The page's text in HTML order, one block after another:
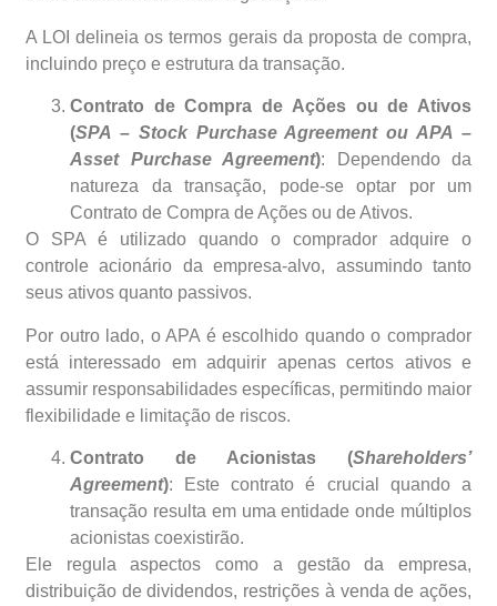
A LOI delineia os termos gerais da proposta de compra,
incluindo preço e estrutura da transação.
Contrato de Compra de Ações ou de Ativos
(SPA – Stock Purchase Agreement ou APA –
Asset Purchase Agreement): Dependendo da
natureza da transação, pode-se optar por um
Contrato de Compra de Ações ou de Ativos.
O SPA é utilizado quando o comprador adquire o
controle acionário da empresa-alvo, assumindo tanto
seus ativos quanto passivos.
Por outro lado, o APA é escolhido quando o comprador
está interessado em adquirir apenas certos ativos e
assumir responsabilidades específicas, permitindo maior
flexibilidade e limitação de riscos.
Contrato de Acionistas (Shareholders’
Agreement): Este contrato é crucial quando a
transação resulta em uma entidade onde múltiplos
acionistas coexistirão.
Ele regula aspectos como a gestão da empresa,
distribuição de dividendos, restrições à venda de ações,